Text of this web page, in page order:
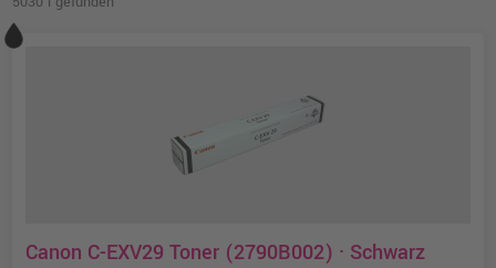
Canon C-EXV29 Toner (2790B002) · Schwarz